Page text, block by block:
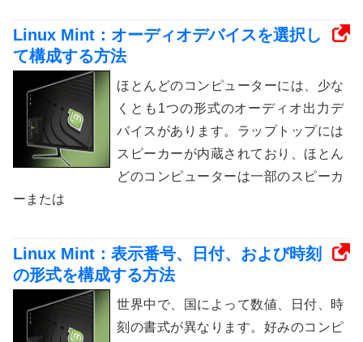
Linux Mint：オーディオデバイスを選択し
て構成する方法
ほとんどのコンピューターには、少な
くとも1つの形式のオーディオ出力デ
バイスがあります。ラップトップには
スピーカーが内蔵されており、ほとん
どのコンピューターは一部のスピーカ
ーまたは
Linux Mint：表示番号、日付、および時刻
の形式を構成する方法
世界中で、国によって数値、日付、時
刻の書式が異なります。好みのコンピ